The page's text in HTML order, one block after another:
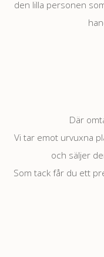
den lilla personen
Där
Vi tar emot urvuxna
och säljer
Som tack får du ett